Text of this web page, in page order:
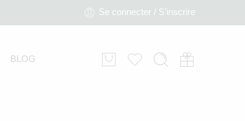
Se connecter / S'inscrire
BLOG